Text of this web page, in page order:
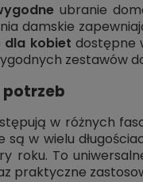
ubranie
damskie
dla kobiet dostępne
zestawów
potrzeb
w różnych
w wielu
roku. To
praktyczne